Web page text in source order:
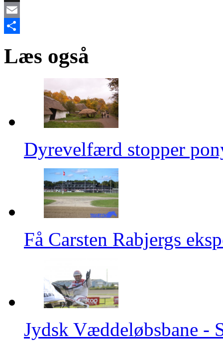
X
Email
Læs også
Dyrevelfærd stopper
Få Carsten Rabjergs
Jydsk Væddeløbsbane -